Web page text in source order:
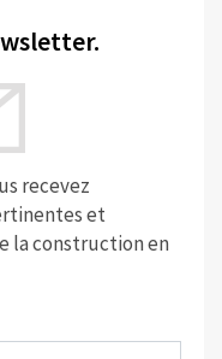
recevez
et
la construction en